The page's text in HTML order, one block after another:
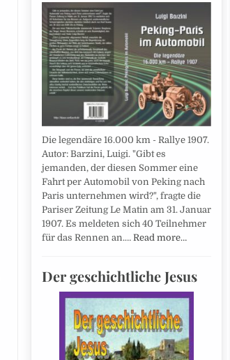
Die legendäre 16.000 km - Rallye 1907.
Autor: Barzini, Luigi. "Gibt es
jemanden, der diesen Sommer eine
Fahrt per Automobil von Peking nach
Paris unternehmen wird?", fragte die
Pariser Zeitung Le Matin am 31. Januar
1907. Es meldeten sich 40 Teilnehmer
für das Rennen an.… Read more…
Der geschichtliche Jesus